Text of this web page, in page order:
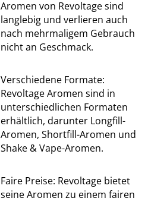
Aromen von Revoltage sind
langlebig und verlieren auch
nach mehrmaligem Gebrauch
nicht an Geschmack.
Verschiedene Formate:
Revoltage Aromen sind in
unterschiedlichen Formaten
erhältlich, darunter Longfill-
Aromen, Shortfill-Aromen und
Shake & Vape-Aromen.
Faire Preise: Revoltage bietet
seine Aromen zu einem fairen